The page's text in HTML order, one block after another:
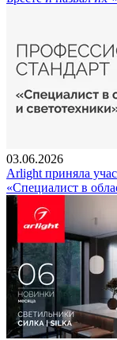
03.06.2026
Arlight приняла
«Специалист в